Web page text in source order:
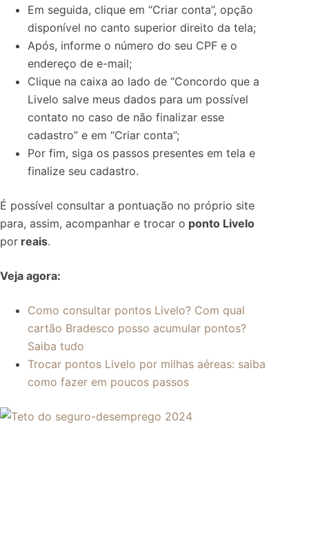
Em seguida, clique em “Criar conta”, opção
disponível no canto superior direito da tela;
Após, informe o número do seu CPF e o
endereço de e-mail;
Clique na caixa ao lado de “Concordo que a
Livelo salve meus dados para um possível
contato no caso de não finalizar esse
cadastro” e em “Criar conta”;
Por fim, siga os passos presentes em tela e
finalize seu cadastro.
É possível consultar a pontuação no próprio site
para, assim, acompanhar e trocar o ponto Livelo
por reais.
Veja agora:
Como consultar pontos Livelo? Com qual
cartão Bradesco posso acumular pontos?
Saiba tudo
Trocar pontos Livelo por milhas aéreas: saiba
como fazer em poucos passos